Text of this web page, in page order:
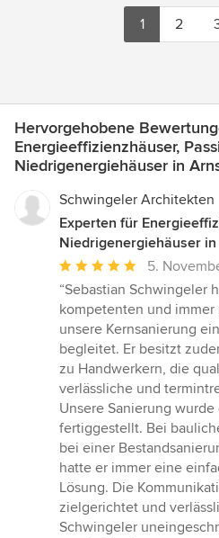
1 2
Hervorgehobene
Energieeffizienzhäuser,
Niedrigenergiehäuser in
Schwingeler Architekten
Experten für
Niedrigenergiehäuser
Durchschnittliche
Bewertung:
5
von
5
Sternen
5.
“Sebastian Schwingeler
kompetenten und
unsere Kernsanierung
begleitet. Er besitzt
zu Handwerkern, die
verlässliche und
Unsere Sanierung
fertiggestellt. Bei
bei einer
hatte er immer eine
Lösung. Die
zielgerichtet und
Schwingeler